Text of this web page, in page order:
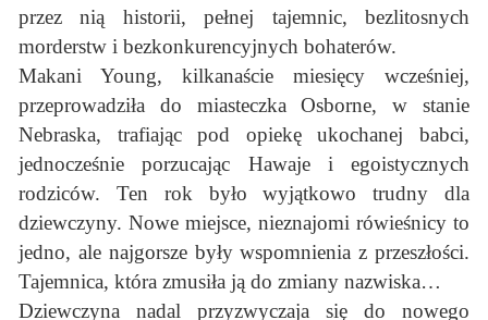
przez nią historii, pełnej tajemnic, bezlitosnych
morderstw i bezkonkurencyjnych bohaterów.
Makani Young, kilkanaście miesięcy wcześniej,
przeprowadziła do miasteczka Osborne, w stanie
Nebraska, trafiając pod opiekę ukochanej babci,
jednocześnie porzucając Hawaje i egoistycznych
rodziców. Ten rok było wyjątkowo trudny dla
dziewczyny. Nowe miejsce, nieznajomi rówieśnicy to
jedno, ale najgorsze były wspomnienia z przeszłości.
Tajemnica, która zmusiła ją do zmiany nazwiska…
Dziewczyna nadal przyzwyczaja się do nowego